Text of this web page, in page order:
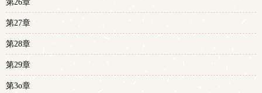
第26章
第27章
第28章
第29章
第3o章